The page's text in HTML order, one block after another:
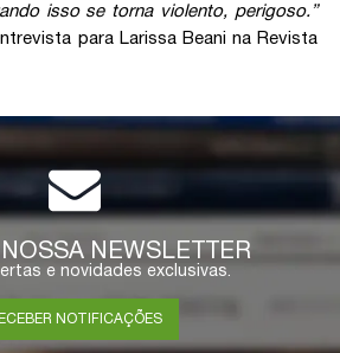
isso se torna violento, perigoso.”
para Larissa Beani na Revista
NEWSLETTER
e novidades exclusivas.
NOTIFICAÇÕES